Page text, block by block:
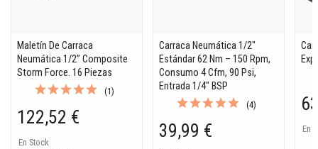
Maletín De Carraca
Neumática 1/2” Composite
Storm Force. 16 Piezas
(1)
122,52 €
En Stock
Carraca Neumática 1/2"
Estándar 62 Nm – 150 Rpm,
Consumo 4 Cfm, 90 Psi,
Entrada 1/4" BSP
(4)
39,99 € En